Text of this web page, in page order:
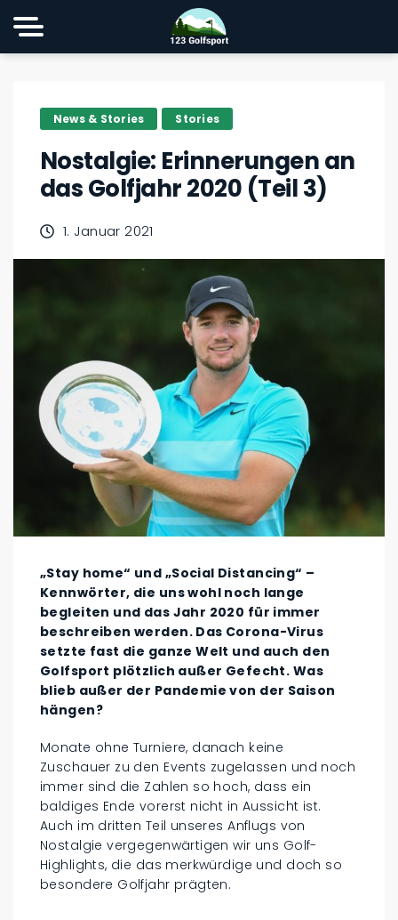
News & Stories Stories
Nostalgie: Erinnerungen an
das Golfjahr 2020 (Teil 3)
1. Januar 2021
„Stay home“ und „Social Distancing“ –
Kennwörter, die uns wohl noch lange
begleiten und das Jahr 2020 für immer
beschreiben werden. Das Corona-Virus
setzte fast die ganze Welt und auch den
Golfsport plötzlich außer Gefecht. Was
blieb außer der Pandemie von der Saison
hängen?
Monate ohne Turniere, danach keine
Zuschauer zu den Events zugelassen und noch
immer sind die Zahlen so hoch, dass ein
baldiges Ende vorerst nicht in Aussicht ist.
Auch im dritten Teil unseres Anflugs von
Nostalgie vergegenwärtigen wir uns Golf-
Highlights, die das merkwürdige und doch so
besondere Golfjahr prägten.